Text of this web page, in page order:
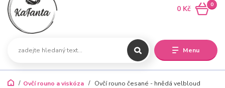
Menu
0
0 Kč
Ovčí rouno a viskóza Ovčí rouno česané - hnědá velbloud